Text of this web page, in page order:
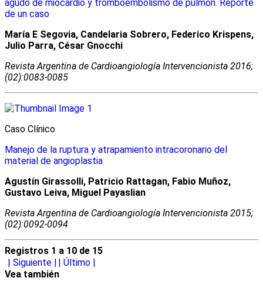
agudo de miocardio y tromboembolismo de pulmón. Reporte
de un caso
María E Segovia, Candelaria Sobrero, Federico Krispens,
Julio Parra, César Gnocchi
Revista Argentina de Cardioangiologí­a Intervencionista 2016;
(02):0083-0085
Caso Clínico
Manejo de la ruptura y atrapamiento intracoronario del
material de angioplastia
Agustín Girassolli, Patricio Rattagan, Fabio Muñoz,
Gustavo Leiva, Miguel Payaslian
Revista Argentina de Cardioangiologí­a Intervencionista 2015;
(02):0092-0094
Registros 1 a 10 de 15
Siguiente | Último
Vea también